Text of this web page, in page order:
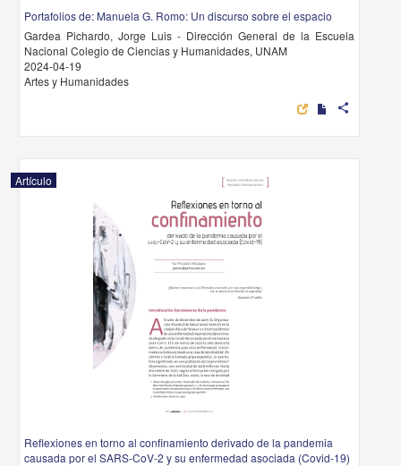
Portafolios de: Manuela G. Romo: Un discurso sobre el espacio
Gardea Pichardo, Jorge Luis - Dirección General de la Escuela
Nacional Colegio de Ciencias y Humanidades, UNAM
2024-04-19
Artes y Humanidades
share
Artículo
Reflexiones en torno al confinamiento derivado de la pandemia
causada por el SARS-CoV-2 y su enfermedad asociada (Covid-19)